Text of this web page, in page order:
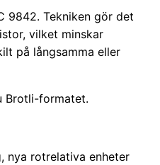
9842. Tekniken gör det
vilket minskar
på långsamma eller
Brotli-formatet.
nya rotrelativa enheter